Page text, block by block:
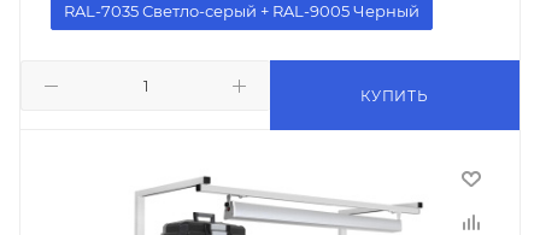
КУПИТЬ
RAL-7035 Светло-серый + RAL-9005 Черный